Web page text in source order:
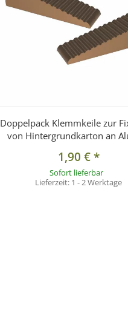
Doppelpack Klemmkeile zur
von Hintergrundkarton an
1,90 €*
Sofort lieferbar
Lieferzeit: 1 - 2 Werktage